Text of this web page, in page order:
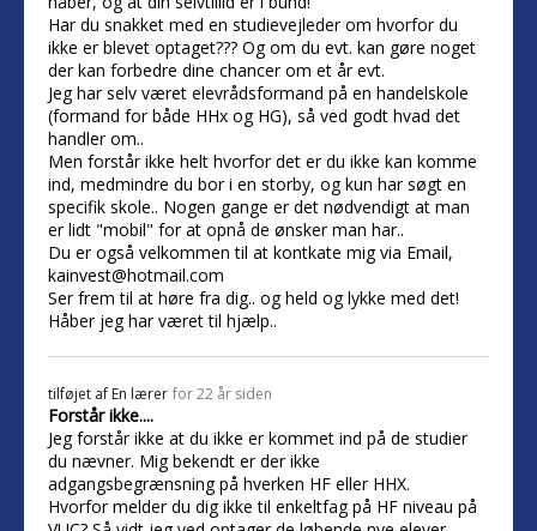
Har du snakket med en studievejleder om hvorfor du
ikke er blevet optaget??? Og om du evt. kan gøre noget
der kan forbedre dine chancer om et år evt.
Jeg har selv været elevrådsformand på en handelskole
(formand for både HHx og HG), så ved godt hvad det
handler om..
Men forstår ikke helt hvorfor det er du ikke kan komme
ind, medmindre du bor i en storby, og kun har søgt en
specifik skole.. Nogen gange er det nødvendigt at man
er lidt "mobil" for at opnå de ønsker man har..
Du er også velkommen til at kontkate mig via Email,
kainvest@hotmail.com
Ser frem til at høre fra dig.. og held og lykke med det!
Håber jeg har været til hjælp..
tilføjet af En lærer for 22 år siden
Forstår ikke....
Jeg forstår ikke at du ikke er kommet ind på de studier
du nævner. Mig bekendt er der ikke
adgangsbegrænsning på hverken HF eller HHX.
Hvorfor melder du dig ikke til enkeltfag på HF niveau på